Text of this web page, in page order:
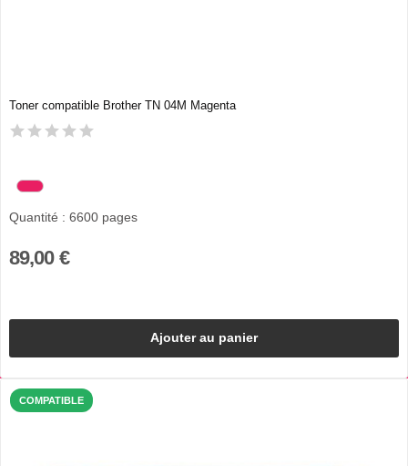
Toner compatible Brother TN 04M Magenta
Quantité : 6600 pages
89,00 €
Ajouter au panier
COMPATIBLE